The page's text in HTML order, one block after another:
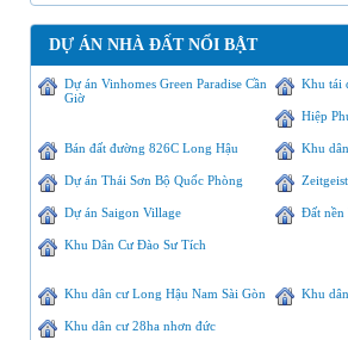
DỰ ÁN NHÀ ĐẤT NỔI BẬT
Dự án Vinhomes Green Paradise Cần
Giờ
Khu tái
Hiệp
Bán đất đường 826C Long Hậu Khu
Dự án Thái Sơn Bộ Quốc Phòng
Dự án Saigon Village Đất nền
Khu Dân Cư Đào Sư Tích
Khu dân cư Long Hậu Nam Sài Gòn Khu
Khu dân cư 28ha nhơn đức